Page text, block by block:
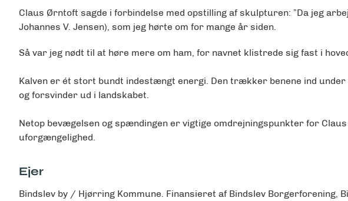
Claus Ørntoft sagde i forbindelse med opstilling af skulpturen: ”Da jeg
Johannes V. Jensen), som jeg hørte om for mange år siden.
Så var jeg nødt til at høre mere om ham, for navnet klistrede sig fast i
Kalven er ét stort bundt indestængt energi. Den trækker benene ind
og forsvinder ud i landskabet.
Netop bevægelsen og spændingen er vigtige omdrejningspunkter for
uforgængelighed.
Ejer
Bindslev by / Hjørring Kommune. Finansieret af Bindslev Borgerforening,